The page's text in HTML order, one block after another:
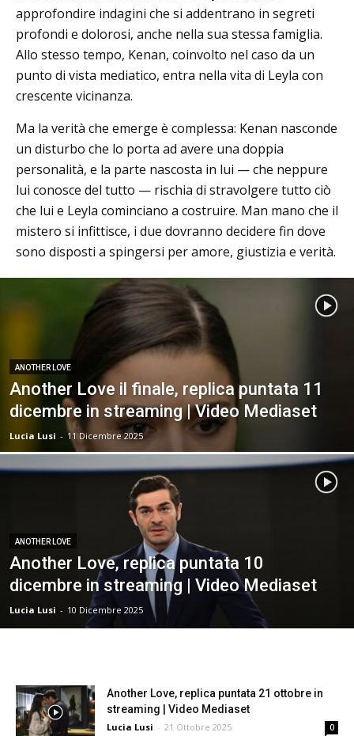
approfondire indagini che si addentrano in segreti
profondi e dolorosi, anche nella sua stessa famiglia.
Allo stesso tempo, Kenan, coinvolto nel caso da un
punto di vista mediatico, entra nella vita di Leyla con
crescente vicinanza.
Ma la verità che emerge è complessa: Kenan nasconde
un disturbo che lo porta ad avere una doppia
personalità, e la parte nascosta in lui — che neppure
lui conosce del tutto — rischia di stravolgere tutto ciò
che lui e Leyla cominciano a costruire. Man mano che il
mistero si infittisce, i due dovranno decidere fin dove
sono disposti a spingersi per amore, giustizia e verità.
ANOTHER LOVE
Another Love il finale, replica puntata 11
dicembre in streaming | Video Mediaset
Lucia Lusi - 11 Dicembre 2025
ANOTHER LOVE
Another Love, replica puntata 10
dicembre in streaming | Video Mediaset
Lucia Lusi - 10 Dicembre 2025
Another Love, replica puntata 21 ottobre in
streaming | Video Mediaset
Lucia Lusi - 21 Ottobre 2025 0